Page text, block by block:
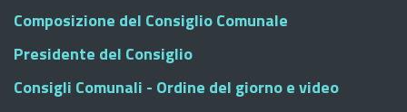
Composizione del Consiglio Comunale
Presidente del Consiglio
Consigli Comunali - Ordine del giorno e video